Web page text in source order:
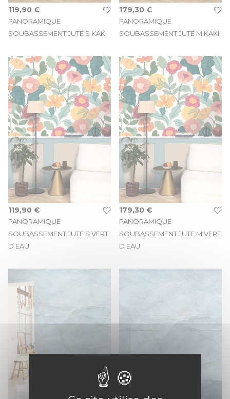
PANORAMIQUE
SOUBASSEMENT JUTE S KAKI
119,90 €
PANORAMIQUE
SOUBASSEMENT JUTE M KAKI
179,30 €
PANORAMIQUE
SOUBASSEMENT JUTE S VERT
D EAU
119,90 €
PANORAMIQUE
SOUBASSEMENT JUTE M VERT
D EAU
179,30 €